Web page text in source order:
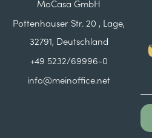
MoCasa GmbH
Pottenhauser Str. 20 , Lage,
32791, Deutschland
+49 5232/69996-0
info@meinoffice.net